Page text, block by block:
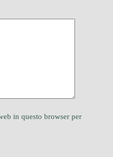
in questo browser per